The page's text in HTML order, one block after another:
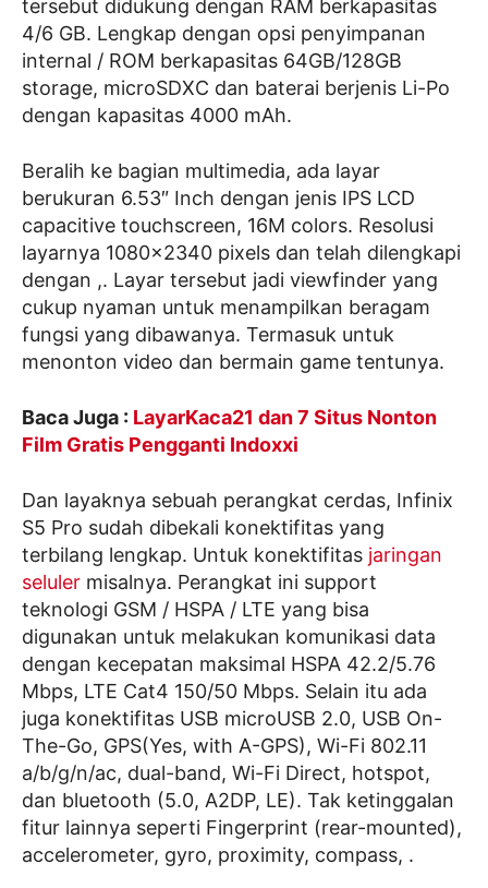
tersebut didukung dengan RAM berkapasitas
4/6 GB. Lengkap dengan opsi penyimpanan
internal / ROM berkapasitas 64GB/128GB
storage, microSDXC dan baterai berjenis Li-Po
dengan kapasitas 4000 mAh.
Beralih ke bagian multimedia, ada layar
berukuran 6.53″ Inch dengan jenis IPS LCD
capacitive touchscreen, 16M colors. Resolusi
layarnya 1080×2340 pixels dan telah dilengkapi
dengan ,. Layar tersebut jadi viewfinder yang
cukup nyaman untuk menampilkan beragam
fungsi yang dibawanya. Termasuk untuk
menonton video dan bermain game tentunya.
Baca Juga : LayarKaca21 dan 7 Situs Nonton
Film Gratis Pengganti Indoxxi
Dan layaknya sebuah perangkat cerdas, Infinix
S5 Pro sudah dibekali konektifitas yang
terbilang lengkap. Untuk konektifitas jaringan
seluler misalnya. Perangkat ini support
teknologi GSM / HSPA / LTE yang bisa
digunakan untuk melakukan komunikasi data
dengan kecepatan maksimal HSPA 42.2/5.76
Mbps, LTE Cat4 150/50 Mbps. Selain itu ada
juga konektifitas USB microUSB 2.0, USB On-
The-Go, GPS(Yes, with A-GPS), Wi-Fi 802.11
a/b/g/n/ac, dual-band, Wi-Fi Direct, hotspot,
dan bluetooth (5.0, A2DP, LE). Tak ketinggalan
fitur lainnya seperti Fingerprint (rear-mounted),
accelerometer, gyro, proximity, compass, .